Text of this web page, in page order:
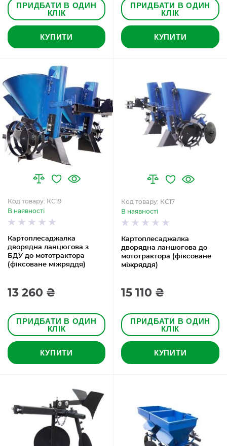
ПРИДБАТИ В ОДИН
КЛІК
КУПИТИ
ПРИДБАТИ В ОДИН
КЛІК
КУПИТИ
Картоплесаджалка
дворядна ланцюгова з
БДУ до мототрактора
(фіксоване міжряддя)
Код товару: КС19
В наявності
13 260 ₴
ПРИДБАТИ В ОДИН
КЛІК
КУПИТИ
Картоплесаджалка
дворядна ланцюгова до
мототрактора (фіксоване
міжряддя)
Код товару: КС17
В наявності
15 110 ₴
ПРИДБАТИ В ОДИН
КЛІК
КУПИТИ